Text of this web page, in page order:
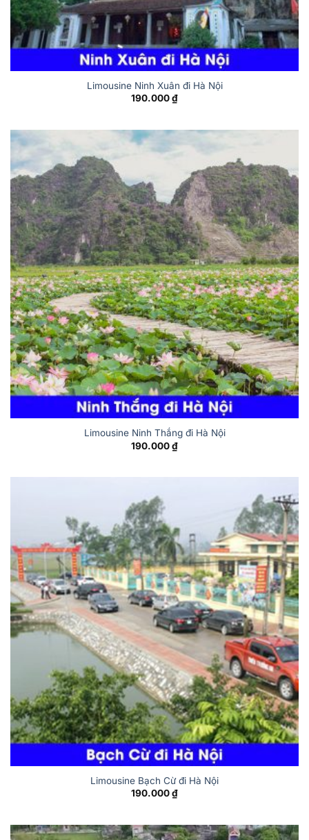
Limousine Ninh Xuân đi Hà Nội
190.000₫
Limousine Ninh Thắng đi Hà Nội
190.000₫
Limousine Bạch Cừ đi Hà Nội
190.000₫